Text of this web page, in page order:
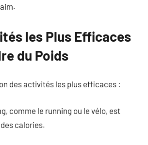
les Plus Efficaces
du Poids
des activités les plus efficaces :
comme le running ou le vélo, est
calories.